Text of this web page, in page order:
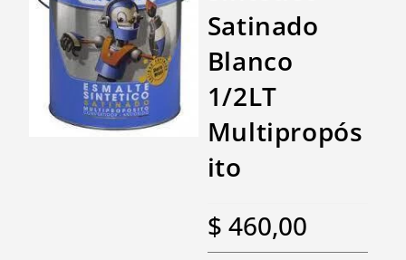
Satinado
Blanco
1/2LT
Multipropós
ito
$ 460,00